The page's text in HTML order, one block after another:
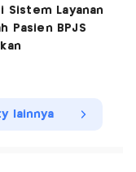
Sistem Layanan
Pasien BPJS
lainnya